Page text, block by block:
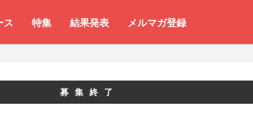
ス 特集 結果発表 メルマガ登録
募集終了